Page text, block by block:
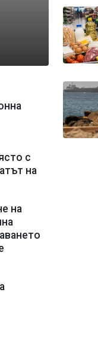
с
на
на